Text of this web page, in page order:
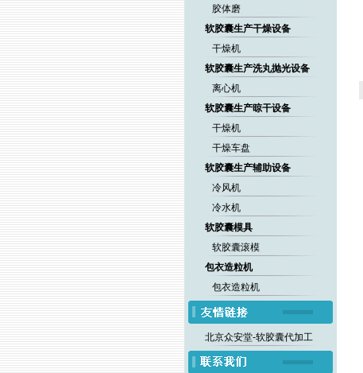
胶体磨
软胶囊生产干燥设备
干燥机
软胶囊生产洗丸抛光设备
离心机
软胶囊生产晾干设备
干燥机
干燥车盘
软胶囊生产辅助设备
冷风机
冷水机
软胶囊模具
软胶囊滚模
包衣造粒机
包衣造粒机
北京众安堂-软胶囊代加工